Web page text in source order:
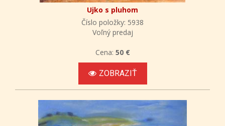
Ujko s pluhom
Číslo položky: 5938
Voľný predaj
Cena: 50 €
ZOBRAZIŤ